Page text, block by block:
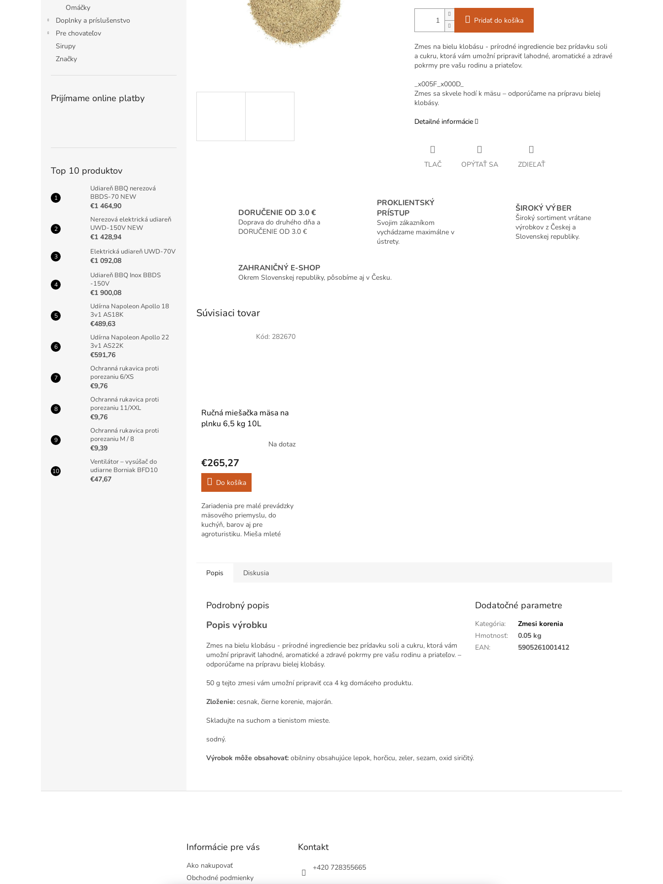
Omáčky
Doplnky a príslušenstvo
Pre chovateľov
Sirupy
Značky
Prijímame online platby
Top 10 produktov
Udiareň BBQ nerezová
BBDS-70 NEW
€1 464,90
Nerezová elektrická udiareň
UWD-150V NEW
€1 428,94
Elektrická udiareň UWD-70V
€1 092,08
Udiareň BBQ Inox BBDS
-150V
€1 900,08
Udírna Napoleon Apollo 18
3v1 AS18K
€489,63
Udírna Napoleon Apollo 22
3v1 AS22K
€591,76
Ochranná rukavica proti
porezaniu 6/XS
€9,76
Ochranná rukavica proti
porezaniu 11/XXL
€9,76
Ochranná rukavica proti
porezaniu M / 8
€9,39
Ventilátor – vysúšač do
udiarne Borniak BFD10
€47,67
Pridať do košíka
Zmes na bielu klobásu - prírodné ingrediencie bez prídavku soli
a cukru, ktorá vám umožní pripraviť lahodné, aromatické a zdravé
pokrmy pre vašu rodinu a priateľov.
_x005F_x000D_
Zmes sa skvele hodí k mäsu – odporúčame na prípravu bielej
klobásy.
Detailné informácie
TLAČ OPÝTAŤ SA ZDIEĽAŤ
DORUČENIE OD 3.0 €
Doprava do druhého dňa a
DORUČENIE OD 3.0 €
PROKLIENTSKÝ
PRÍSTUP
Svojim zákazníkom
vychádzame maximálne v
ústrety.
ŠIROKÝ VÝBER
Široký sortiment vrátane
výrobkov z Českej a
Slovenskej republiky.
ZAHRANIČNÝ E-SHOP
Okrem Slovenskej republiky, pôsobíme aj v Česku.
Súvisiaci tovar
Ručná miešačka mäsa na
plnku 6,5 kg 10L
Na dotaz
€265,27
Do košíka
Zariadenia pre malé prevádzky
mäsového priemyslu, do
kuchýň, barov aj pre
agroturistiku. Mieša mleté ​​
Kód: 282670
Popis Diskusia
Podrobný popis
Popis výrobku
Zmes na bielu klobásu - prírodné ingrediencie bez prídavku soli a cukru, ktorá vám
umožní pripraviť lahodné, aromatické a zdravé pokrmy pre vašu rodinu a priateľov. –
odporúčame na prípravu bielej klobásy.
50 g tejto zmesi vám umožní pripraviť cca 4 kg domáceho produktu.
Zloženie: cesnak, čierne korenie, majorán.
Skladujte na suchom a tienistom mieste.
sodný.
Výrobok môže obsahovať: obilniny obsahujúce lepok, horčicu, zeler, sezam, oxid siričitý.
Dodatočné parametre
Kategória:
Zmesi korenia
Hmotnosť:
0.05 kg
EAN: 5905261001412
Informácie pre vás
Ako nakupovať
Obchodné podmienky
Kontakt
+420 728355665